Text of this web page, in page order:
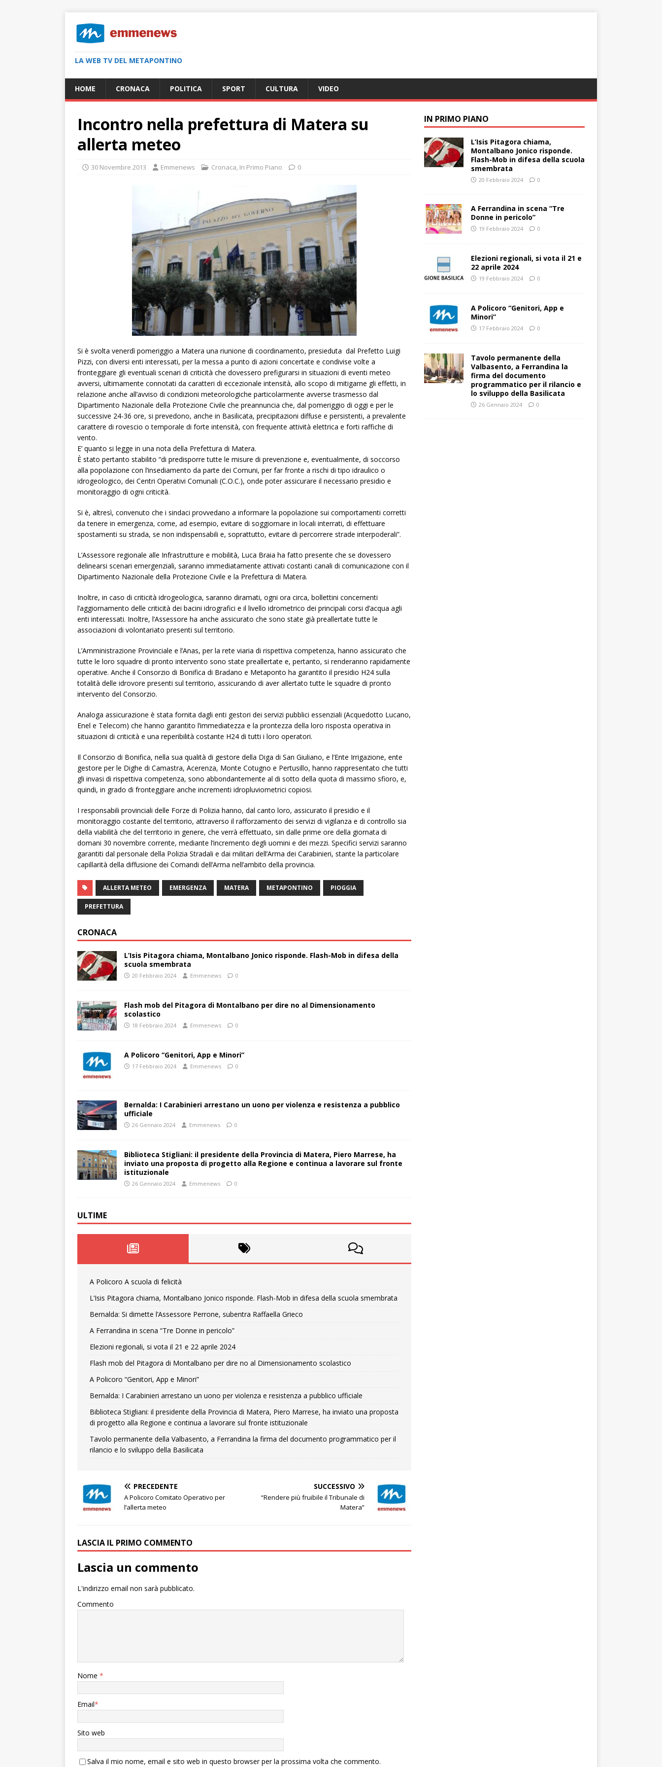
LA WEB TV DEL METAPONTINO
HOME CRONACA POLITICA SPORT CULTURA VIDEO
Incontro nella prefettura di Matera su
allerta meteo
30 Novembre 2013 Emmenews Cronaca, In Primo Piano 0
Si è svolta venerdì pomeriggio a Matera una riunione di coordinamento, presieduta dal Prefetto Luigi
Pizzi, con diversi enti interessati, per la messa a punto di azioni concertate e condivise volte a
fronteggiare gli eventuali scenari di criticità che dovessero prefigurarsi in situazioni di eventi meteo
avversi, ultimamente connotati da caratteri di eccezionale intensità, allo scopo di mitigarne gli effetti, in
relazione anche all’avviso di condizioni meteorologiche particolarmente avverse trasmesso dal
Dipartimento Nazionale della Protezione Civile che preannuncia che, dal pomeriggio di oggi e per le
successive 24-36 ore, si prevedono, anche in Basilicata, precipitazioni diffuse e persistenti, a prevalente
carattere di rovescio o temporale di forte intensità, con frequente attività elettrica e forti raffiche di
vento.
E’ quanto si legge in una nota della Prefettura di Matera.
È stato pertanto stabilito “di predisporre tutte le misure di prevenzione e, eventualmente, di soccorso
alla popolazione con l’insediamento da parte dei Comuni, per far fronte a rischi di tipo idraulico o
idrogeologico, dei Centri Operativi Comunali (C.O.C.), onde poter assicurare il necessario presidio e
monitoraggio di ogni criticità.
Si è, altresì, convenuto che i sindaci provvedano a informare la popolazione sui comportamenti corretti
da tenere in emergenza, come, ad esempio, evitare di soggiornare in locali interrati, di effettuare
spostamenti su strada, se non indispensabili e, soprattutto, evitare di percorrere strade interpoderali”.
L’Assessore regionale alle Infrastrutture e mobilità, Luca Braia ha fatto presente che se dovessero
delinearsi scenari emergenziali, saranno immediatamente attivati costanti canali di comunicazione con il
Dipartimento Nazionale della Protezione Civile e la Prefettura di Matera.
Inoltre, in caso di criticità idrogeologica, saranno diramati, ogni ora circa, bollettini concernenti
l’aggiornamento delle criticità dei bacini idrografici e il livello idrometrico dei principali corsi d’acqua agli
enti interessati. Inoltre, l’Assessore ha anche assicurato che sono state già preallertate tutte le
associazioni di volontariato presenti sul territorio.
L’Amministrazione Provinciale e l’Anas, per la rete viaria di rispettiva competenza, hanno assicurato che
tutte le loro squadre di pronto intervento sono state preallertate e, pertanto, si renderanno rapidamente
operative. Anche il Consorzio di Bonifica di Bradano e Metaponto ha garantito il presidio H24 sulla
totalità delle idrovore presenti sul territorio, assicurando di aver allertato tutte le squadre di pronto
intervento del Consorzio.
Analoga assicurazione è stata fornita dagli enti gestori dei servizi pubblici essenziali (Acquedotto Lucano,
Enel e Telecom) che hanno garantito l’immediatezza e la prontezza della loro risposta operativa in
situazioni di criticità e una reperibilità costante H24 di tutti i loro operatori.
Il Consorzio di Bonifica, nella sua qualità di gestore della Diga di San Giuliano, e l’Ente Irrigazione, ente
gestore per le Dighe di Camastra, Acerenza, Monte Cotugno e Pertusillo, hanno rappresentato che tutti
gli invasi di rispettiva competenza, sono abbondantemente al di sotto della quota di massimo sfioro, e,
quindi, in grado di fronteggiare anche incrementi idropluviometrici copiosi.
I responsabili provinciali delle Forze di Polizia hanno, dal canto loro, assicurato il presidio e il
monitoraggio costante del territorio, attraverso il rafforzamento dei servizi di vigilanza e di controllo sia
della viabilità che del territorio in genere, che verrà effettuato, sin dalle prime ore della giornata di
domani 30 novembre corrente, mediante l’incremento degli uomini e dei mezzi. Specifici servizi saranno
garantiti dal personale della Polizia Stradali e dai militari dell’Arma dei Carabinieri, stante la particolare
capillarità della diffusione dei Comandi dell’Arma nell’ambito della provincia.
ALLERTA METEO EMERGENZA MATERA METAPONTINO PIOGGIA
PREFETTURA
CRONACA
L’Isis Pitagora chiama, Montalbano Jonico risponde. Flash-Mob in difesa della
scuola smembrata
20 Febbraio 2024 Emmenews 0
Flash mob del Pitagora di Montalbano per dire no al Dimensionamento
scolastico
18 Febbraio 2024 Emmenews 0
A Policoro “Genitori, App e Minori”
17 Febbraio 2024 Emmenews 0
Bernalda: I Carabinieri arrestano un uono per violenza e resistenza a pubblico
ufficiale
26 Gennaio 2024 Emmenews 0
Biblioteca Stigliani: il presidente della Provincia di Matera, Piero Marrese, ha
inviato una proposta di progetto alla Regione e continua a lavorare sul fronte
istituzionale
26 Gennaio 2024 Emmenews 0
ULTIME
A Policoro A scuola di felicità
L’Isis Pitagora chiama, Montalbano Jonico risponde. Flash-Mob in difesa della scuola smembrata
Bernalda: Si dimette l’Assessore Perrone, subentra Raffaella Grieco
A Ferrandina in scena “Tre Donne in pericolo”
Elezioni regionali, si vota il 21 e 22 aprile 2024
Flash mob del Pitagora di Montalbano per dire no al Dimensionamento scolastico
A Policoro “Genitori, App e Minori”
Bernalda: I Carabinieri arrestano un uono per violenza e resistenza a pubblico ufficiale
Biblioteca Stigliani: il presidente della Provincia di Matera, Piero Marrese, ha inviato una proposta
di progetto alla Regione e continua a lavorare sul fronte istituzionale
Tavolo permanente della Valbasento, a Ferrandina la firma del documento programmatico per il
rilancio e lo sviluppo della Basilicata
PRECEDENTE
A Policoro Comitato Operativo per
l’allerta meteo
SUCCESSIVO
“Rendere più fruibile il Tribunale di
Matera”
LASCIA IL PRIMO COMMENTO
Lascia un commento
L'indirizzo email non sarà pubblicato.
Commento
Nome *
Email*
Sito web
Salva il mio nome, email e sito web in questo browser per la prossima volta che commento.
IN PRIMO PIANO
L’Isis Pitagora chiama,
Montalbano Jonico risponde.
Flash-Mob in difesa della scuola
smembrata
20 Febbraio 2024 0
A Ferrandina in scena “Tre
Donne in pericolo”
19 Febbraio 2024 0
Elezioni regionali, si vota il 21 e
22 aprile 2024
19 Febbraio 2024 0
A Policoro “Genitori, App e
Minori”
17 Febbraio 2024 0
Tavolo permanente della
Valbasento, a Ferrandina la
firma del documento
programmatico per il rilancio e
lo sviluppo della Basilicata
26 Gennaio 2024 0